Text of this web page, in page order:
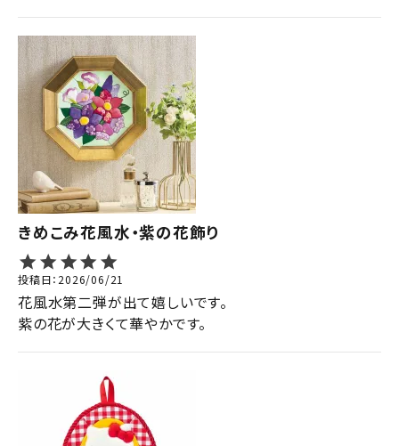
きめこみ花風水・紫の花飾り
投稿日 2026/06/21
花風水第二弾が出て嬉しいです。
紫の花が大きくて華やかです。